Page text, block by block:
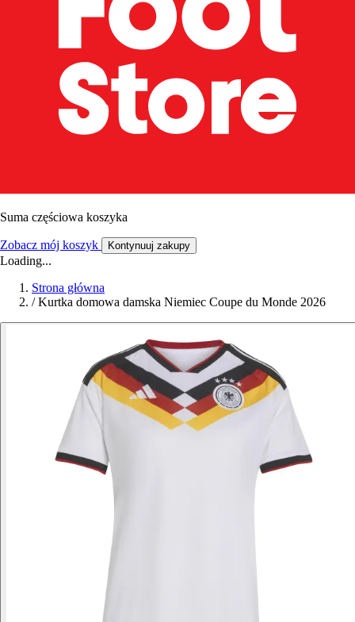
Suma częściowa koszyka
Zobacz mój koszyk Kontynuuj zakupy
Loading...
Strona główna
/ Kurtka domowa damska Niemiec Coupe du Monde 2026